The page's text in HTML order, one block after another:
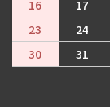
16
17
23
24
30
31